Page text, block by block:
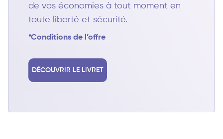
de vos économies à tout moment en
toute liberté et sécurité.
*Conditions de l’offre
DÉCOUVRIR LE LIVRET